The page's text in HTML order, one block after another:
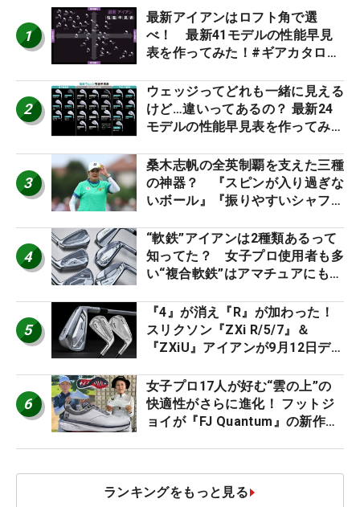
1
最新アイアンはロフト角で選
べ！ 最新41モデルの性能早見
表を作ってみた！#ギアカタログ
2
ウェッジってどれも一緒に見える
けど…違いってあるの？ 最新24
モデルの性能早見表を作ってみ
3
桑木志帆の全英制覇を支えた三種
の神器？ 『スピンが入り過ぎな
いボール』『振りやすいシャフ
ー』 #女子プロセッティング
4
“軟鉄”アイアンは2種類あるって
知ってた？ 女子プロ使用者も多
い“複合軟鉄”はアマチュアにもオ
5
『4』が消え『R』が加わった！
スリクソン『ZXi R/5/7』＆
『ZXiU』アイアンが9月12日デ
6
女子プロ17人が好む“雲の上”の
快適性がさらに進化！ フットジ
ョイが『FJ Quantum』の新作を
ランキングをもっと見る